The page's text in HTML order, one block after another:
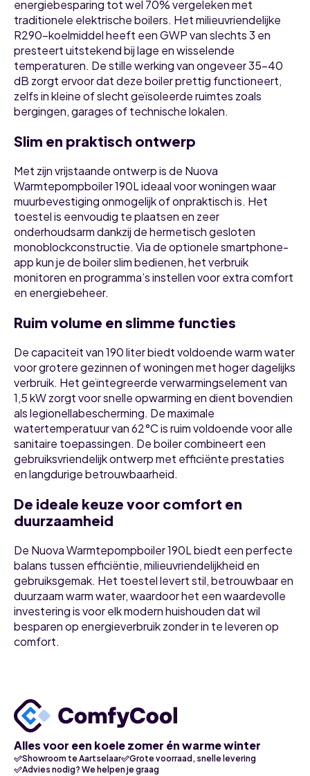
energiebesparing tot wel 70% vergeleken met
traditionele elektrische boilers. Het milieuvriendelijke
R290-koelmiddel heeft een GWP van slechts 3 en
presteert uitstekend bij lage en wisselende
temperaturen. De stille werking van ongeveer 35–40
dB zorgt ervoor dat deze boiler prettig functioneert,
zelfs in kleine of slecht geïsoleerde ruimtes zoals
bergingen, garages of technische lokalen.
Slim en praktisch ontwerp
Met zijn vrijstaande ontwerp is de Nuova
Warmtepompboiler 190L ideaal voor woningen waar
muurbevestiging onmogelijk of onpraktisch is. Het
toestel is eenvoudig te plaatsen en zeer
onderhoudsarm dankzij de hermetisch gesloten
monoblockconstructie. Via de optionele smartphone-
app kun je de boiler slim bedienen, het verbruik
monitoren en programma’s instellen voor extra comfort
en energiebeheer.
Ruim volume en slimme functies
De capaciteit van 190 liter biedt voldoende warm water
voor grotere gezinnen of woningen met hoger dagelijks
verbruik. Het geïntegreerde verwarmingselement van
1,5 kW zorgt voor snelle opwarming en dient bovendien
als legionellabescherming. De maximale
watertemperatuur van 62°C is ruim voldoende voor alle
sanitaire toepassingen. De boiler combineert een
gebruiksvriendelijk ontwerp met efficiënte prestaties
en langdurige betrouwbaarheid.
De ideale keuze voor comfort en
duurzaamheid
De Nuova Warmtepompboiler 190L biedt een perfecte
balans tussen efficiëntie, milieuvriendelijkheid en
gebruiksgemak. Het toestel levert stil, betrouwbaar en
duurzaam warm water, waardoor het een waardevolle
investering is voor elk modern huishouden dat wil
besparen op energieverbruik zonder in te leveren op
comfort.
Alles voor een koele zomer én warme winter
Showroom te Aartselaar
Grote voorraad, snelle levering
Advies nodig? We helpen je graag